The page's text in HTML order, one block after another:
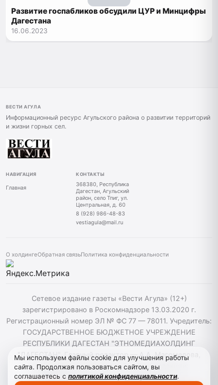
Развитие госпабликов обсудили ЦУР и Минцифры
Дагестана
16.06.2023
ВЕСТИ АГУЛА
Информационный ресурс Агульского района о развитии территорий
и жизни горных сел.
НАВИГАЦИЯ
Главная
КОНТАКТЫ
368380, Республика
Дагестан, Агульский
район, село Тпиг, ул.
Центральная, д. 60
8 (928) 986-48-83
vestiagula@mail.ru
О холдингеОбратная связьПолитика конфиденциальности
Сетевое издание газеты «Вести Агула» (12+)
зарегистрировано в Роскомнадзоре 13.03.2020 г.
Регистрационный номер ЭЛ № ФС 77 — 78011. Учредитель:
ГОСУДАРСТВЕННОЕ БЮДЖЕТНОЕ УЧРЕЖДЕНИЕ
РЕСПУБЛИКИ ДАГЕСТАН "ЭТНОМЕДИАХОЛДИНГ
"ДАГЕСТАН". Главный редактор — А.А. Магомедова,
vestiagul@etnomediadag.ru Телефон редакции:
+79898808732 Телефон: +79289864883. При
Мы используем файлы cookie для улучшения работы
сайта. Продолжая пользоваться сайтом, вы
соглашаетесь с политикой конфиденциальности.